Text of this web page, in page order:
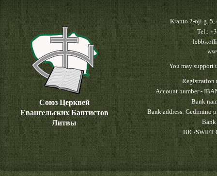
Союз Церквей
Евангельских Баптистов
Литвы
Kranto 2-oji g. 5,
Tel.:
You may support
Registration
Account number -
Bank
Bank address: Gedimino
Bank
BIC/SWIFT